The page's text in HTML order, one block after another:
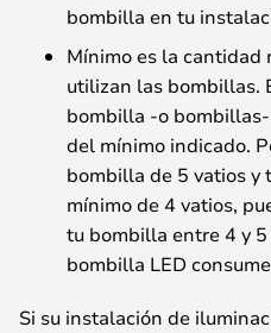
bombilla en tu
Mínimo es la cantidad
utilizan las bombillas.
bombilla -o
del mínimo indicado.
bombilla de 5 vatios y
mínimo de 4 vatios,
tu bombilla entre 4 y
bombilla LED
Si su instalación de